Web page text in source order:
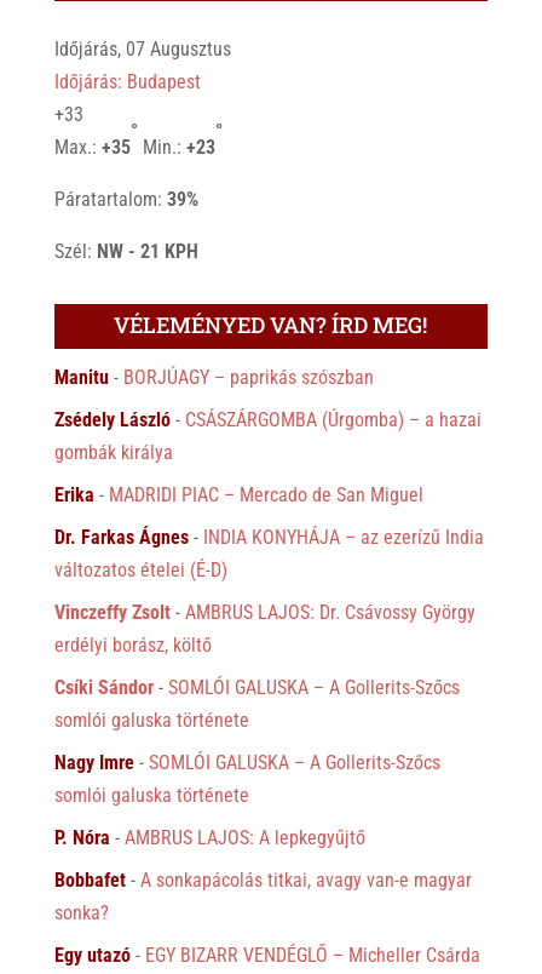
Időjárás, 07 Augusztus
Időjárás: Budapest
+33
Max.: +35
°
Min.: +23
°
Páratartalom: 39%
Szél: NW - 21 KPH
VÉLEMÉNYED VAN? ÍRD MEG!
Manitu- BORJÚAGY – paprikás szószban
Zsédely László- CSÁSZÁRGOMBA (Úrgomba) – a hazai
gombák királya
Erika - MADRIDI PIAC – Mercado de San Miguel
Dr. Farkas Ágnes- INDIA KONYHÁJA – az ezerízű India
változatos ételei (É-D)
Vinczeffy Zsolt- AMBRUS LAJOS: Dr. Csávossy György
erdélyi borász, költő
Csíki Sándor- SOMLÓI GALUSKA – A Gollerits-Szőcs
somlói galuska története
Nagy Imre- SOMLÓI GALUSKA – A Gollerits-Szőcs
somlói galuska története
P. Nóra - AMBRUS LAJOS: A lepkegyűjtő
Bobbafet- A sonkapácolás titkai, avagy van-e magyar
sonka?
Egy utazó- EGY BIZARR VENDÉGLŐ – Micheller Csárda